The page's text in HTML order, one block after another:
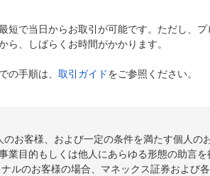
短で当日からお取引が可能です。ただし、
ら、しばらくお時間がかかります。
の手順は、取引ガイドをご参照ください。
お客様、および一定の条件を満たす個人の
業目的もしくは他人にあらゆる形態の助言
ルのお客様の場合、マネックス証券および